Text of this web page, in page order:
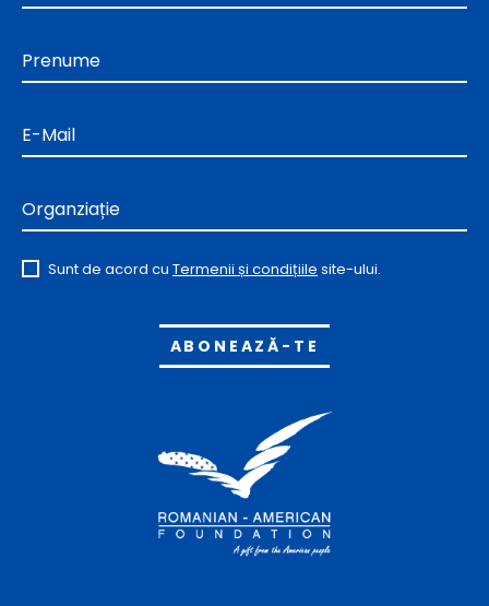
Prenume
E-Mail
Organziație
Sunt de acord cu Termenii și condițiile site-ului.